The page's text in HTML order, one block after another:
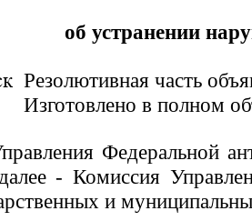
об устранении
Резолютивная часть
Изготовлено в полном
Федеральной
- Комиссия
и